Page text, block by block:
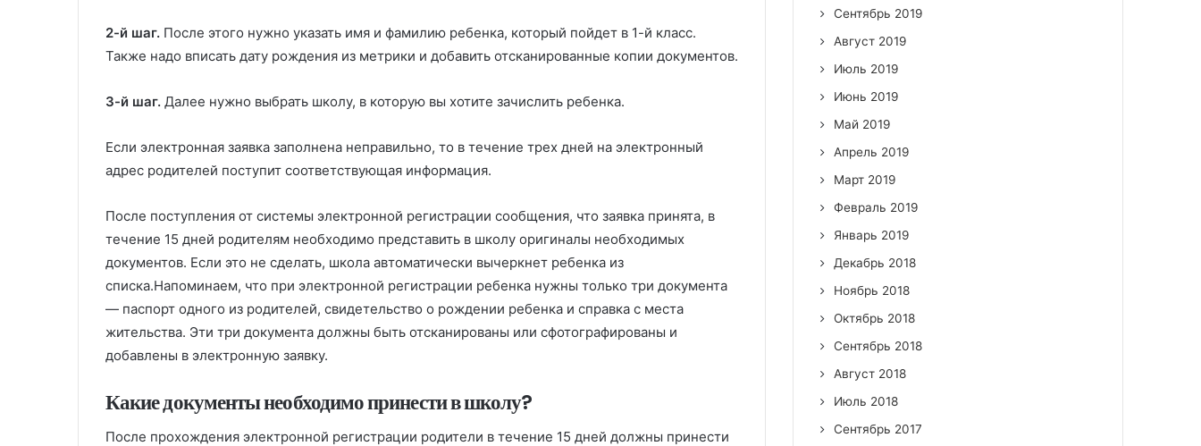
2-й шаг. После этого нужно указать имя и фамилию ребенка, который пойдет в 1-й класс.
Также надо вписать дату рождения из метрики и добавить отсканированные копии документов.
3-й шаг. Далее нужно выбрать школу, в которую вы хотите зачислить ребенка.
Если электронная заявка заполнена неправильно, то в течение трех дней на электронный
адрес родителей поступит соответствующая информация.
После поступления от системы электронной регистрации сообщения, что заявка принята, в
течение 15 дней родителям необходимо представить в школу оригиналы необходимых
документов. Если это не сделать, школа автоматически вычеркнет ребенка из
списка.Напоминаем, что при электронной регистрации ребенка нужны только три документа
— паспорт одного из родителей, свидетельство о рождении ребенка и справка с места
жительства. Эти три документа должны быть отсканированы или сфотографированы и
добавлены в электронную заявку.
Какие документы необходимо принести в школу?
После прохождения электронной регистрации родители в течение 15 дней должны принести
Сентябрь 2019
Август 2019
Июль 2019
Июнь 2019
Май 2019
Апрель 2019
Март 2019
Февраль 2019
Январь 2019
Декабрь 2018
Ноябрь 2018
Октябрь 2018
Сентябрь 2018
Август 2018
Июль 2018
Сентябрь 2017